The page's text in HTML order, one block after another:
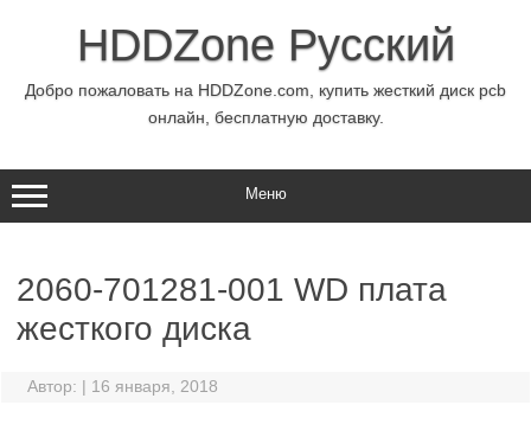
содержимомуHDDZone Русский
Добро пожаловать на HDDZone.com, купить жесткий диск pcb
онлайн, бесплатную доставку.
Меню
2060-701281-001 WD плата
жесткого диска
Автор: | 16 января, 2018